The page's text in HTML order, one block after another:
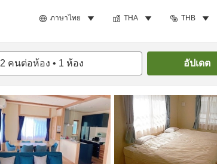
ภาษาไทย THA THB
2 คนต่อห้อง • 1 ห้อง อัปเดต
ค้นหาห้อ